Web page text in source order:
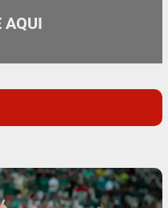
AQUI